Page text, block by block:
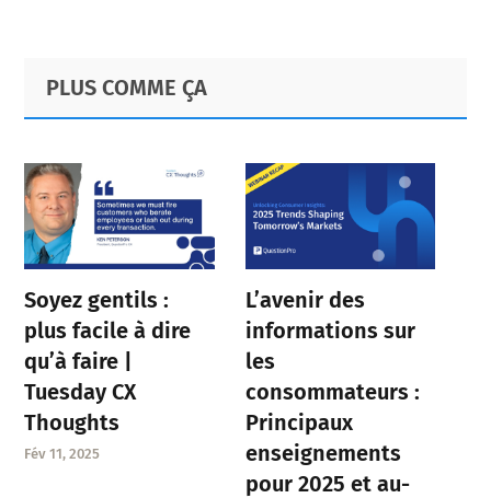
Primary
Sidebar
Footer
PLUS COMME ÇA
Soyez gentils :
plus facile à dire
qu’à faire |
Tuesday CX
Thoughts
Fév 11, 2025
L’avenir des
informations sur
les
consommateurs :
Principaux
enseignements
pour 2025 et au-